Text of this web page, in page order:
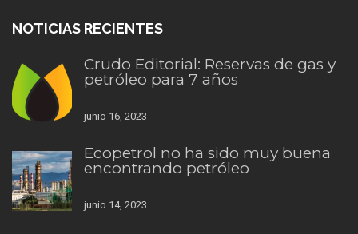
NOTICIAS RECIENTES
Crudo Editorial: Reservas de gas y
petróleo para 7 años
junio 16, 2023
Ecopetrol no ha sido muy buena
encontrando petróleo
junio 14, 2023